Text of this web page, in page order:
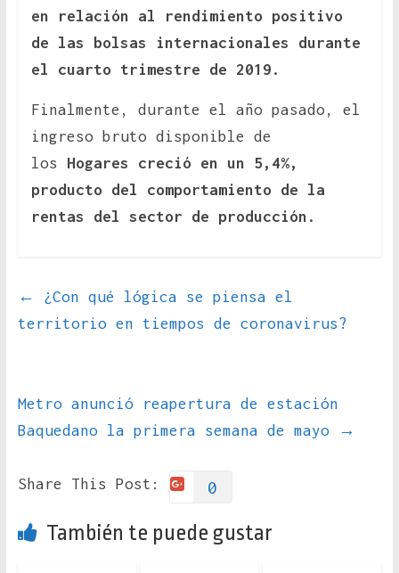
en relación al rendimiento positivo
de las bolsas internacionales durante
el cuarto trimestre de 2019.
Finalmente, durante el año pasado, el
ingreso bruto disponible de
los Hogares creció en un 5,4%,
producto del comportamiento de la
rentas del sector de producción.
←
¿Con qué lógica se piensa el
territorio en tiempos de coronavirus?
Metro anunció reapertura de estación
Baquedano la primera semana de mayo
→
Share This Post: 0
También te puede gustar